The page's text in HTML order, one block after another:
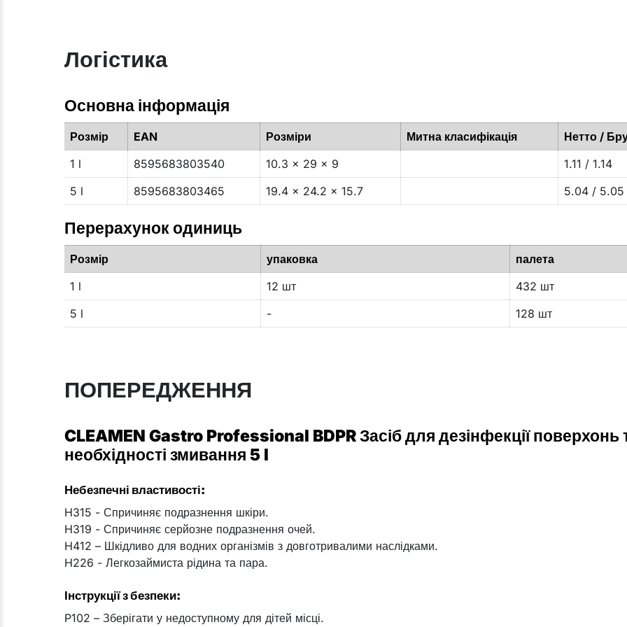
Логістика
Основна інформація
Розмір EAN Розміри Митна класифікація
Нетто /
1 l
8595683803540 10.3 x 29 x 9
1.11 / 1.14
5 l
8595683803465 19.4 x 24.2 x 15.7 5.04 / 5.05
Перерахунок одиниць
Розмір упаковка
палета
1 l
12 шт
432 шт
5 l
- 128 шт
ПОПЕРЕДЖЕННЯ
CLEAMEN Gastro Professional BDPR Засіб для дезінфекції поверхонь
необхідності змивання 5 l
Небезпечні властивості:
H315 - Спричиняє подразнення шкіри.
H319 - Спричиняє серйозне подразнення очей.
H412 – Шкідливо для водних організмів з довготривалими наслідками.
H226 - Легкозаймиста рідина та пара.
Інструкції з безпеки:
P102 – Зберігати у недоступному для дітей місці.